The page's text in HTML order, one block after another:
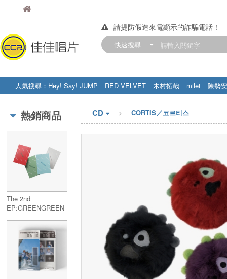
佳佳唱片
請提防假造來電顯示的詐騙電話！
【中華門市營業時間調整公告】
快速搜尋
人氣搜尋： Hey! Say! JUMP RED VELVET 木村拓哉 milet
陳勢安
STRAY KIDS
盧廣仲 周杰伦
熱銷商品
The 2nd
EP:GREENGREEN
CD CORTIS／코르티스